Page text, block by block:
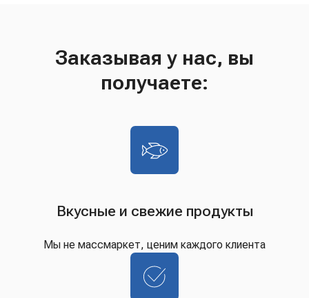
Заказывая у нас, вы
получаете:
Вкусные и свежие продукты
Мы не массмаркет, ценим каждого клиента